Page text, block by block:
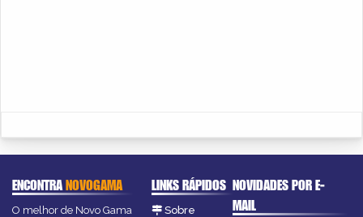
ENCONTRANOVOGAMA
O melhor de Novo Gama
LINKS RÁPIDOS
Sobre
NOVIDADES POR E-
MAIL